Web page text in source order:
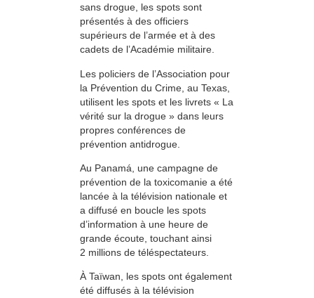
sans drogue, les spots sont
présentés à des officiers
supérieurs de l’armée et à des
cadets de l’Académie militaire.
Les policiers de l’Association pour
la Prévention du Crime, au Texas,
utilisent les spots et les livrets « La
vérité sur la drogue » dans leurs
propres conférences de
prévention antidrogue.
Au Panamá, une campagne de
prévention de la toxicomanie a été
lancée à la télévision nationale et
a diffusé en boucle les spots
d’information à une heure de
grande écoute, touchant ainsi
2 millions de téléspectateurs.
À Taïwan, les spots ont également
été diffusés à la télévision